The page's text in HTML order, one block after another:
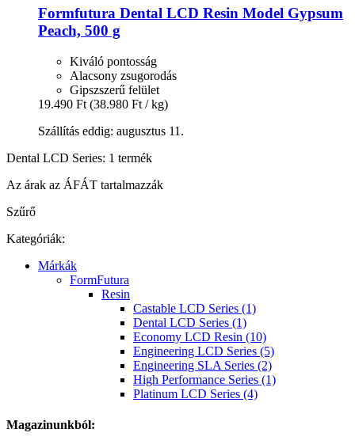
Formfutura Dental LCD Resin Model Gypsum
Peach, 500 g
Kiváló pontosság
Alacsony zsugorodás
Gipszszerű felület
19.490 Ft (38.980 Ft / kg)
Szállítás eddig: augusztus 11.
Dental LCD Series: 1 termék
Az árak az ÁFÁT tartalmazzák
Szűrő
Kategóriák:
Márkák
FormFutura
Resin
Castable LCD Series (1)
Dental LCD Series (1)
Economy LCD Resin (10)
Engineering LCD Series (5)
Engineering SLA Series (2)
High Performance Series (1)
Platinum LCD Series (4)
Magazinunkból: